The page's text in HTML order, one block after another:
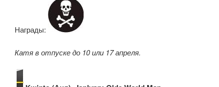
Награды:
Катя в отпуске до 10 или 17 апреля.